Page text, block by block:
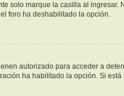
solo marque la casilla al
foro ha deshabilitado la opción.
autorizado para acceder a
ha habilitado la opción. Si